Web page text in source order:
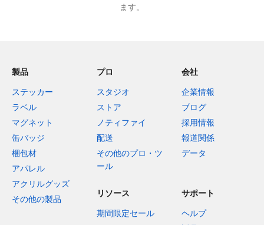
ます。
製品
ステッカー
ラベル
マグネット
缶バッジ
梱包材
アパレル
アクリルグッズ
その他の製品
プロ
スタジオ
ストア
ノティファイ
配送
その他のプロ・ツ
ール
会社
企業情報
ブログ
採用情報
報道関係
データ
リソース
期間限定セール
サポート
ヘルプ